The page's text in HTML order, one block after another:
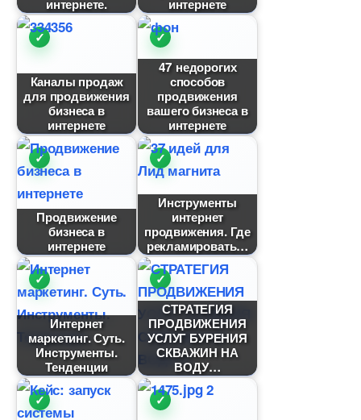
интернете.
интернете
Каналы продаж
для продвижения
изнеса
интернете
47 недорогих
способо
продвижения
ашего бизнеса
интернете
Продвижение
изнеса
интернете
Инструменты
интернет
продвижения. Где
рекламировать
Интернет
маркетинг. Суть.
Инструменты.
Тенденции
СТРАТЕГИЯ
ПРОДВИЖЕНИЯ
УСЛУГ БУРЕНИЯ
СКВАЖИН НА
ОДУ